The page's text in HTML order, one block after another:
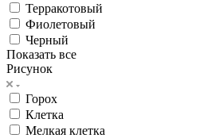
Терракотовый
Фиолетовый
Черный
Показать все
Рисунок
Горох
Клетка
Мелкая клетка